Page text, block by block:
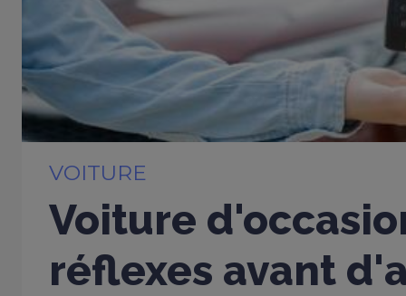
VOITURE
Voiture
réflexes avant